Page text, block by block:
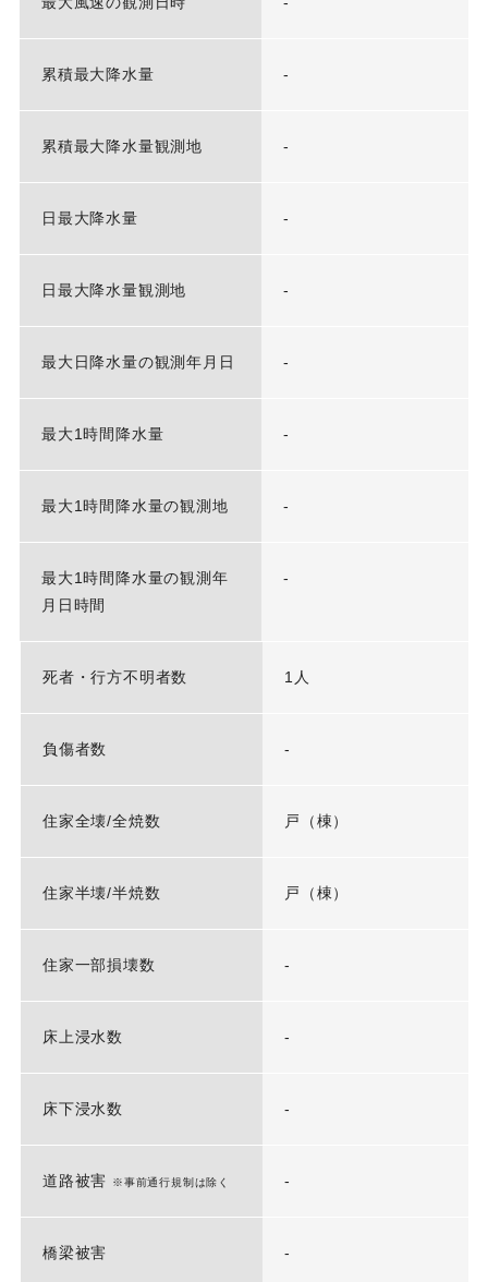
累積最大降水量 -
累積最大降水量観測地 -
日最大降水量 -
日最大降水量観測地 -
最大日降水量の観測年月日 -
最大1時間降水量 -
最大1時間降水量の観測地 -
最大1時間降水量の観測年
月日時間
-
死者・行方不明者数 1人
負傷者数 -
住家全壊/全焼数 戸（棟）
住家半壊/半焼数 戸（棟）
住家一部損壊数 -
床上浸水数 -
床下浸水数 -
道路被害 ※事前通行規制は除く -
橋梁被害 -